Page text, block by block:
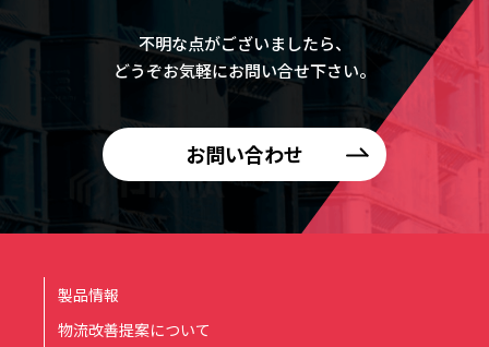
不明な点がございましたら、
どうぞお気軽にお問い合せ下さい。
お問い合わせ
製品情報
物流改善提案について